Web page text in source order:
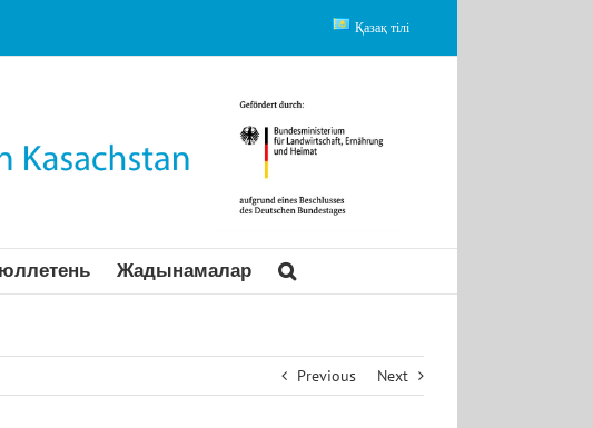
Қазақ тілі
Жадынамалар
Previous Next